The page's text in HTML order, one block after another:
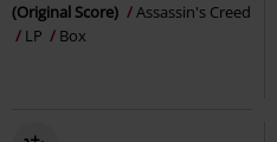
(Original Score)
Assassin's Creed
LP
Box